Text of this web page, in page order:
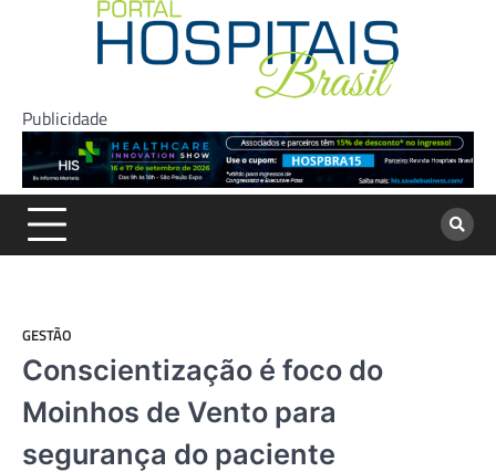
Publicidade
GESTÃO
Conscientização é foco do
Moinhos de Vento para
segurança do paciente